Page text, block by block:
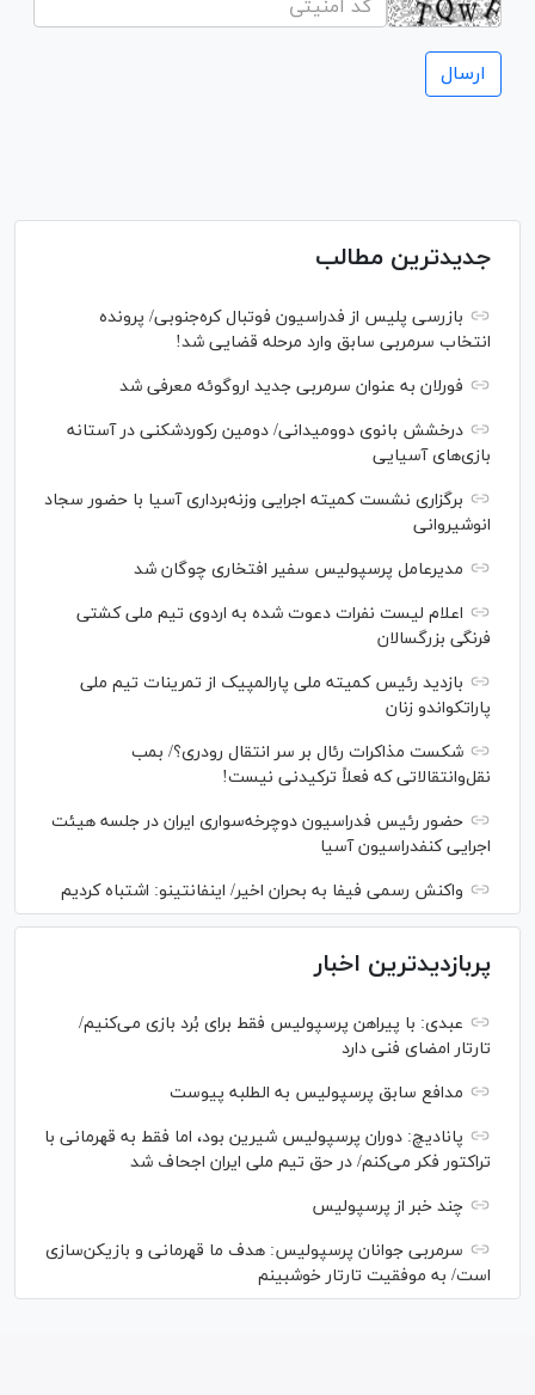
جدیدترین مطالب
بازرسی پلیس از فدراسیون فوتبال کره‌جنوبی/ پرونده
انتخاب سرمربی سابق وارد مرحله قضایی شد!
فورلان به عنوان سرمربی جدید اروگوئه معرفی شد
درخشش بانوی دوومیدانی/ دومین رکوردشکنی در آستانه
بازی‌های آسیایی
برگزاری نشست کمیته اجرایی وزنه‌برداری آسیا با حضور سجاد
انوشیروانی
مدیرعامل پرسپولیس سفیر افتخاری چوگان شد
اعلام لیست نفرات دعوت شده به اردوی تیم ملی کشتی
فرنگی بزرگسالان
بازدید رئیس کمیته ملی پارالمپیک از تمرینات تیم ملی
پاراتکواندو زنان
شکست مذاکرات رئال بر سر انتقال رودری؟/ بمب
نقل‌وانتقالاتی که فعلاً ترکیدنی نیست!
حضور رئیس فدراسیون دوچرخه‌سواری ایران در جلسه هیئت
اجرایی کنفدراسیون آسیا
واکنش رسمی فیفا به بحران اخیر/ اینفانتینو: اشتباه کردیم
پربازدیدترین اخبار
عبدی: با پیراهن پرسپولیس فقط برای بُرد بازی می‌کنیم/
تارتار امضای فنی دارد
مدافع سابق پرسپولیس به الطلبه پیوست
پانادیچ: دوران پرسپولیس شیرین بود، اما فقط به قهرمانی با
تراکتور فکر می‌کنم/ در حق تیم ملی ایران اجحاف شد
چند خبر از پرسپولیس
سرمربی جوانان پرسپولیس: هدف ما قهرمانی و بازیکن‌سازی
است/ به موفقیت تارتار خوشبینم